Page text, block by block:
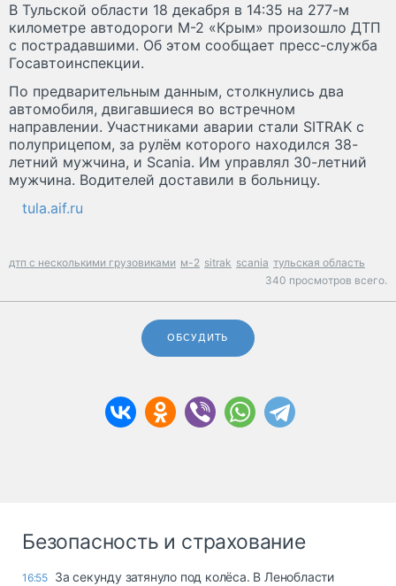
В Тульской области 18 декабря в 14:35 на 277-м
километре автодороги М-2 «Крым» произошло ДТП
с пострадавшими. Об этом сообщает пресс-служба
Госавтоинспекции.
По предварительным данным, столкнулись два
автомобиля, двигавшиеся во встречном
направлении. Участниками аварии стали SITRAK с
полуприцепом, за рулём которого находился 38-
летний мужчина, и Scania. Им управлял 30-летний
мужчина. Водителей доставили в больницу.
tula.aif.ru
дтп с несколькими грузовиками м-2 sitrak scania тульская область
340 просмотров всего.
ОБСУДИТЬ
Безопасность и страхование
16:55 За секунду затянуло под колёса. В Ленобласти